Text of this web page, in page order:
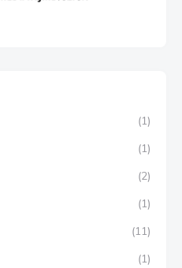
(1)
(1)
(2)
(1)
(11)
(1)